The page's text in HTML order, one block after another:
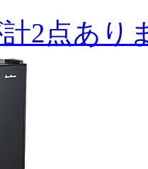
2点あり